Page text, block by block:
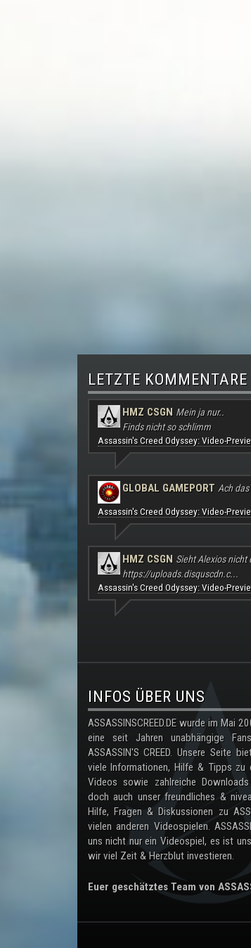
LETZTE KOMMENTARE
HMZ CSGN Mein ja nur..
Finds nicht so schlimm
Assassin's Creed Odyssey: Video-
GLOBAL GAMEPORT Ach
Assassin's Creed Odyssey: Video-
HMZ CSGN Sieht Alexios nicht
https://uploads.disquscdn.c...
Assassin's Creed Odyssey: Video-
.
INFOS ÜBER UNS
ASSASSINSCREED.DE wurde im Mai
eine seit Jahren unabhängige
ASSASSIN'S CREED. Unsere Seite
viele Informationen, Hilfe & Tipps zu
Videos sowie zahlreiche
doch auch unser freundliches &
Hilfe, Fragen & Diskussionen zu
vielen anderen Videospielen.
uns nicht nur ein Videospiel, es ist
wir viel Zeit & Herzblut investieren.
Euer geschätztes Team von